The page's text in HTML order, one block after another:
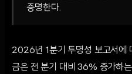
증명한다.
2026년 1분기 투명성 보고서에
금은 전 분기 대비 36% 증가하